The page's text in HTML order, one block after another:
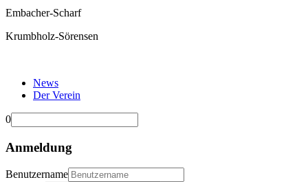
Embacher-Scharf
Krumbholz-Sörensen
News
Der Verein
0
Anmeldung
Benutzername